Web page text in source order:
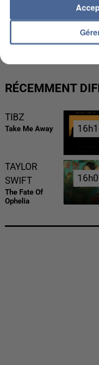
UNE TOURISTE DE
COULÉE DE BOUE EN
RÉCEMMENT
TIBZ
Take Me Away
TAYLOR
SWIFT
The Fate Of
Ophelia